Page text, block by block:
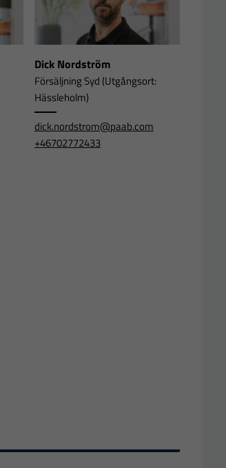
Dick Nordström
Försäljning Syd (Utgångsort:
Hässleholm)
dick.nordstrom@paab.com
+46702772433